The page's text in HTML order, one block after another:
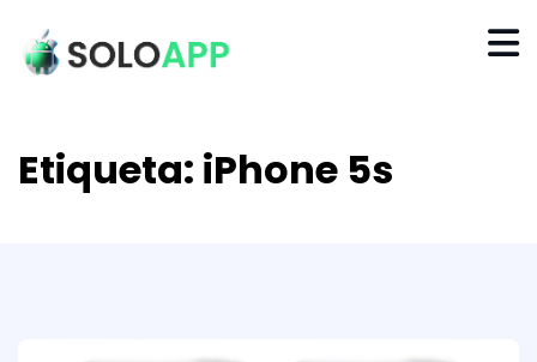
Etiqueta: iPhone 5s